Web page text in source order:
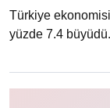
Türkiye
yüzde 7.4